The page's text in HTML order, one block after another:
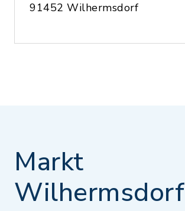
91452 Wilhermsdorf
Markt
Wilhermsdorf